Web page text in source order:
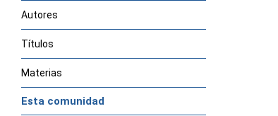
Autores
Títulos
Materias
Esta comunidad